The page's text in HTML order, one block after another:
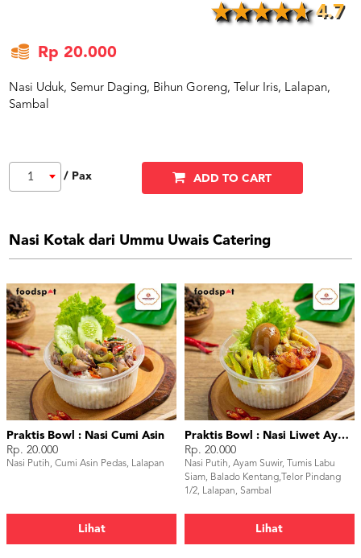
4.7
Rp 20.000
Nasi Uduk, Semur Daging, Bihun Goreng, Telur Iris, Lalapan,
Sambal
1 / Pax ADD TO CART
Nasi Kotak dari Ummu Uwais Catering
Praktis Bowl : Nasi Cumi Asin
Rp. 20.000
Nasi Putih, Cumi Asin Pedas, Lalapan
Lihat
Praktis Bowl : Nasi Liwet Ayam Suwir
Rp. 20.000
Nasi Putih, Ayam Suwir, Tumis Labu
Siam, Balado Kentang,Telor Pindang
1/2, Lalapan, Sambal
Lihat